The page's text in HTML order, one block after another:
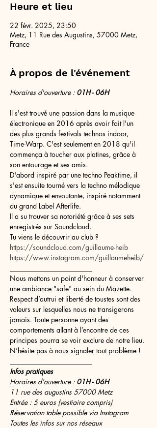
Heure et lieu
22 févr. 2025, 23:50
Metz, 11 Rue des Augustins, 57000 Metz,
France
À propos de l'événement
Horaires d'ouverture : 01H - 06H
Il s'est trouvé une passion dans la musique
électronique en 2016 après avoir fait l'un
des plus grands festivals technos indoor,
Time-Warp. C'est seulement en 2018 qu'il
commença à toucher aux platines, grâce à
son entourage et ses amis.
D'abord inspiré par une techno Peaktime, il
s'est ensuite tourné vers la techno mélodique
dynamique et envoutante, inspiré notamment
du grand Label Afterlife.
Il a su trouver sa notoriété grâce à ses sets
enregistrés sur Soundcloud.
Tu viens le découvrir au club ?
https://soundcloud.com/guillaume-heib
https://www.instagram.com/guillaumeheib/
Nous mettons un point d'honneur à conserver
une ambiance "safe" au sein du Mazette.
Respect d’autrui et liberté de toustes sont des
valeurs sur lesquelles nous ne transigerons
jamais. Toute personne ayant des
comportements allant à l’encontre de ces
principes pourra se voir exclure de notre lieu.
N’hésite pas à nous signaler tout problème !
Infos pratiques
Horaires d'ouverture : 01H - 06H
11 rue des augustins 57000 Metz
Entrée : 5 euros (vestiaire compris)
Réservation table possible via Instagram
Toutes les infos sur nos réseaux